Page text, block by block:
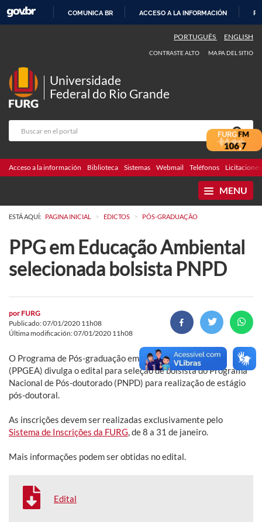
CONTENIDO
COMUNICA BR ACCESO A LA INFORMACIÓN
PORTUGUÊS ENGLISH
CONTRASTE ALTO MAPA DEL SITIO
Universidade
Federal do Rio Grande
Acceso a la información Biblioteca Sistemas Webmail Teléfonos Licitaciones
MENU
ESTÁ AQUÍ: PAGINA INICIAL > EDICTOS > PÓS-GRADUAÇÃO
PPG em Educação Ambiental
selecionada bolsista PNPD
por FURG
Publicado: 07/01/2020 11h08
Última modificación: 07/01/2020 11h08
O Programa de Pós-graduação em Educação Ambiental
(PPGEA) divulga o edital para seleção de bolsista do Programa
Nacional de Pós-doutorado (PNPD) para realização de estágio
pós-doutoral.
As inscrições devem ser realizadas exclusivamente pelo
Sistema de Inscrições da FURG , de 8 a 31 de janeiro.
Mais informações podem ser obtidas no edital.
Edital